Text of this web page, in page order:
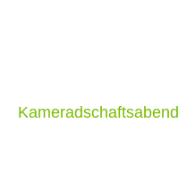
Kameradschaftsabend